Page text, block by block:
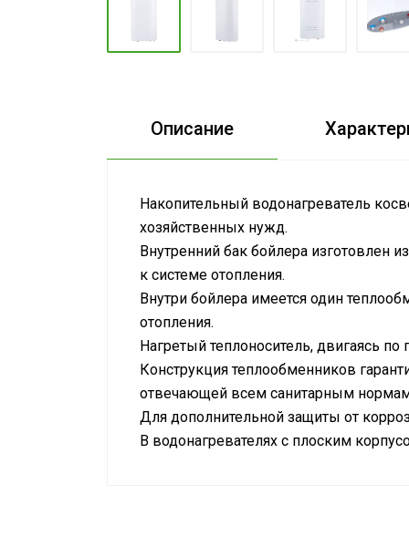
Описание
Накопительный водонагреватель
хозяйственных нужд.
Внутренний бак бойлера изготовлен
к системе отопления.
Внутри бойлера имеется один
отопления.
Нагретый теплоноситель, двигаясь
Конструкция теплообменников
отвечающей всем санитарным
Для дополнительной защиты от
В водонагревателях с плоским